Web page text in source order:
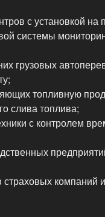
с установкой на
системы
грузовых
топливную
слива топлива;
с контролем
компаний и